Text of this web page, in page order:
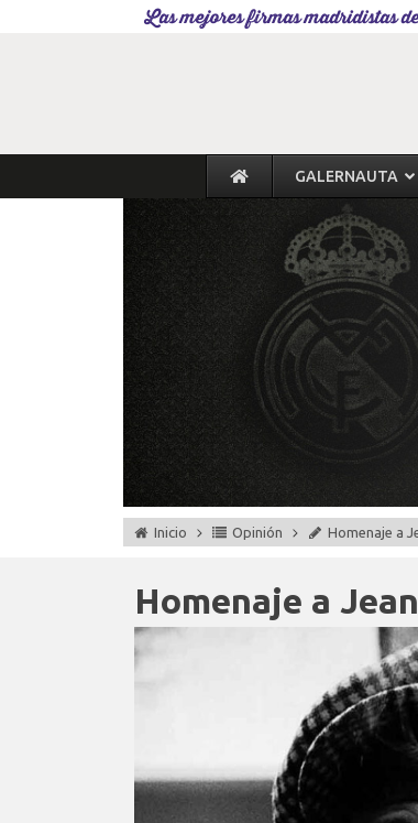
Las mejores firmas madridistas
GALERNAUTA
Inicio Opinión Homenaje a
Homenaje a